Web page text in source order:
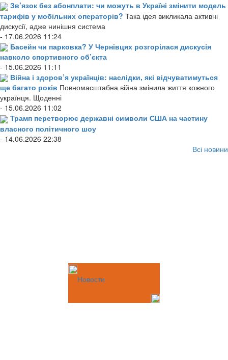
Зв’язок без абонплати: чи можуть в Україні змінити модель
тарифів у мобільних операторів? Така ідея викликала активні
дискусії, адже нинішня система
- 17.06.2026 11:24
Басейн чи парковка? У Чернівцях розгорілася дискусія
навколо спортивного об’єкта
- 15.06.2026 11:11
Війна і здоров’я українців: наслідки, які відчуватимуться
ще багато років Повномасштабна війна змінила життя кожного
українця. Щоденні
- 15.06.2026 11:02
Трамп перетворює державні символи США на частину
власного політичного шоу
- 14.06.2026 22:38
Всі новини
Новости